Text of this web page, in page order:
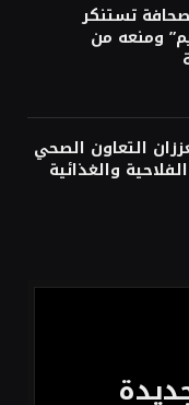
تستنكر
ومنعه من
التعاون الصحي
والغذائية